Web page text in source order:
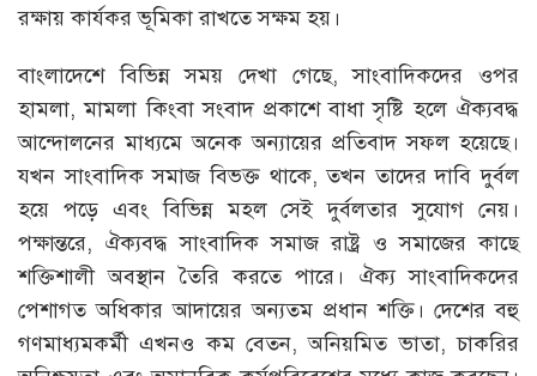
রক্ষায় কার্যকর ভূমিকা রাখতে সক্ষম হয়।
বাংলাদেশে বিভিন্ন সময় দেখা গেছে, সাংবাদিকদের ওপর
হামলা, মামলা কিংবা সংবাদ প্রকাশে বাধা সৃষ্টি হলে ঐক্যবদ্ধ
আন্দোলনের মাধ্যমে অনেক অন্যায়ের প্রতিবাদ সফল হয়েছে।
যখন সাংবাদিক সমাজ বিভক্ত থাকে, তখন তাদের দাবি দুর্বল
হয়ে পড়ে এবং বিভিন্ন মহল সেই দুর্বলতার সুযোগ নেয়।
পক্ষান্তরে, ঐক্যবদ্ধ সাংবাদিক সমাজ রাষ্ট্র ও সমাজের কাছে
শক্তিশালী অবস্থান তৈরি করতে পারে। ঐক্য সাংবাদিকদের
পেশাগত অধিকার আদায়ের অন্যতম প্রধান শক্তি। দেশের বহু
গণমাধ্যমকর্মী এখনও কম বেতন, অনিয়মিত ভাতা, চাকরির